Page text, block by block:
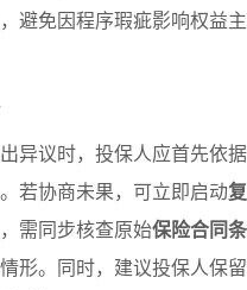
避免因程序瑕疵影响权益
异议时，投保人应首先依
若协商未果，可立即启动
需同步核查原始保险合同
形。同时，建议投保人保